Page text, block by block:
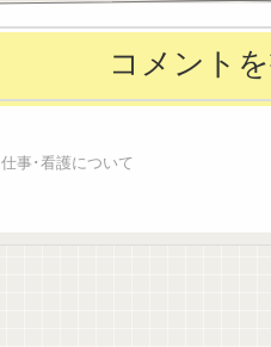
コメント
仕事･看護について